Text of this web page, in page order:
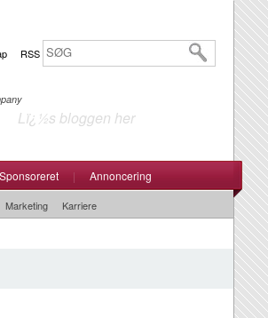
RSS
Lï¿½s bloggen her
Sponsoreret | Annoncering
Marketing Karriere